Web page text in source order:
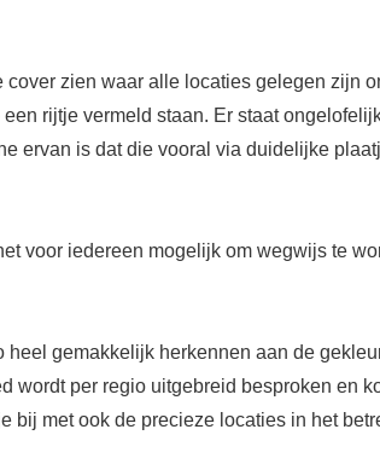
zien waar alle locaties gelegen zijn
rijtje vermeld staan. Er staat
ervan is dat die vooral via duidelijke
voor iedereen mogelijk om wegwijs te
heel gemakkelijk herkennen aan de
wordt per regio uitgebreid besproken en
bij met ook de precieze locaties in het